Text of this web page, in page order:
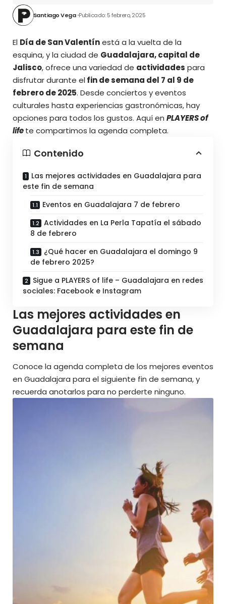
Santiago Vega Publicado: 5 febrero, 2025
El Día de San Valentínestá a la vuelta de la
esquina, y la ciudad de Guadalajara, capital de
Jalisco, ofrece una variedad de actividades para
disfrutar durante elfin de semana del 7 al 9 de
febrero de 2025. Desde conciertos y eventos
culturales hasta experiencias gastronómicas, hay
opciones para todos los gustos. Aquí en PLAYERS of
lifete compartimos laagenda completa.
Contenido
Las mejores actividades en Guadalajara para
este fin de semana
Eventos en Guadalajara 7 de febrero
Actividades en La Perla Tapatía el sábado
8 de febrero
¿Qué hacer en Guadalajara el domingo 9
de febrero 2025?
Sigue a PLAYERS of life – Guadalajara en redes
sociales: Facebook e Instagram
Las mejores actividades en
Guadalajara para este fin de
semana
Conoce la agenda completa de los mejores eventos
en Guadalajara para el siguiente fin de semana, y
recuerda anotarlos para no perderte ninguno.